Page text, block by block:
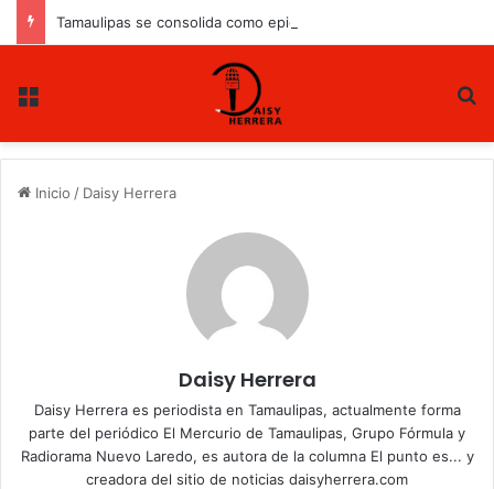
Inicio / Daisy Herrera
Daisy Herrera
Daisy Herrera es periodista en Tamaulipas, actualmente forma
parte del periódico El Mercurio de Tamaulipas, Grupo Fórmula y
Radiorama Nuevo Laredo, es autora de la columna El punto es... y
creadora del sitio de noticias daisyherrera.com